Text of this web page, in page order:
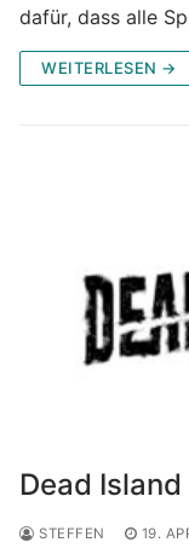
dafür, dass alle
WEITERLESEN →
Dead
STEFFEN 19.